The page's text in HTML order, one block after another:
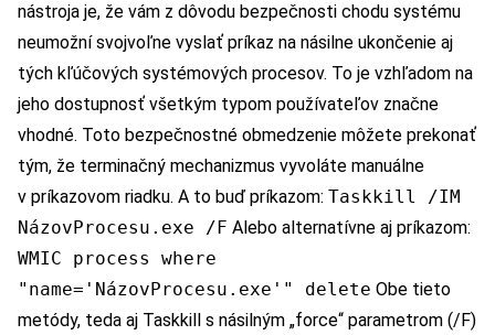
nástroja je, že vám z dôvodu bezpečnosti chodu systému
neumožní svojvoľne vyslať príkaz na násilne ukončenie aj
tých kľúčových systémových procesov. To je vzhľadom na
jeho dostupnosť všetkým typom používateľov značne
vhodné. Toto bezpečnostné obmedzenie môžete prekonať
tým, že terminačný mechanizmus vyvoláte manuálne
v príkazovom riadku. A to buď príkazom: Taskkill /IM
NázovProcesu.exe /F Alebo alternatívne aj príkazom:
WMIC process where
"name='NázovProcesu.exe'" delete Obe tieto
metódy, teda aj Taskkill s násilným „force“ parametrom (/F)